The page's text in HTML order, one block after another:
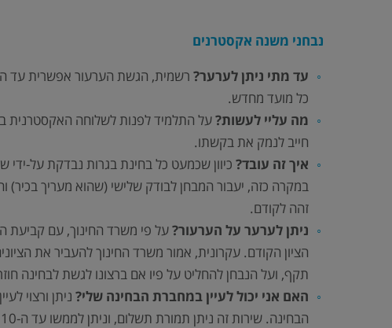
נבחני משנה אקסטרנים
עד מתי ניתן לערער?
כל מועד מחדש.
מה עליי לעשות?על התלמיד לפנות לשלוחה האקסטרנית
חייב לנמק את בקשתו.
איך זה עובד? כיוון שכמעט כל בחינת בגרות נבדקת על-
במקרה כזה, יעבור המבחן לבודק שלישי (שהוא מעריך בכיר)
זהה לקודם.
ניתן לערער על הערעור?על פי משרד החינוך, עם קביעת
הציון הקודם. עקרונית, אמור משרד החינוך להעביר את
תקף, ועל הנבחן להחליט על פיו אם ברצונו לגשת לבחינה
האם אני יכול לעיין במחברת הבחינה שלי? ניתן ורצוי
הבחינה. שירות זה ניתן תמורת תשלום, וניתן לממשו עד ה-10 באוקטובר (למחברת הבחינה של מועד הקיץ שלפניו) ועד ה-10 במאי (למועד החורף שלפניו).